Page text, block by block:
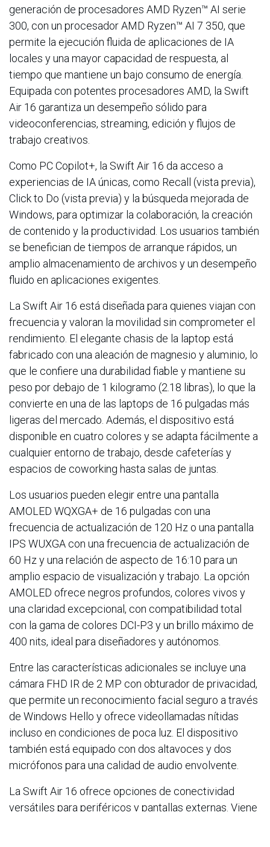
generación de procesadores AMD Ryzen™ AI serie
300, con un procesador AMD Ryzen™ AI 7 350, que
permite la ejecución fluida de aplicaciones de IA
locales y una mayor capacidad de respuesta, al
tiempo que mantiene un bajo consumo de energía.
Equipada con potentes procesadores AMD, la Swift
Air 16 garantiza un desempeño sólido para
videoconferencias, streaming, edición y flujos de
trabajo creativos.
Como PC Copilot+, la Swift Air 16 da acceso a
experiencias de IA únicas, como Recall (vista previa),
Click to Do (vista previa) y la búsqueda mejorada de
Windows, para optimizar la colaboración, la creación
de contenido y la productividad. Los usuarios también
se benefician de tiempos de arranque rápidos, un
amplio almacenamiento de archivos y un desempeño
fluido en aplicaciones exigentes.
La Swift Air 16 está diseñada para quienes viajan con
frecuencia y valoran la movilidad sin comprometer el
rendimiento. El elegante chasis de la laptop está
fabricado con una aleación de magnesio y aluminio, lo
que le confiere una durabilidad fiable y mantiene su
peso por debajo de 1 kilogramo (2.18 libras), lo que la
convierte en una de las laptops de 16 pulgadas más
ligeras del mercado. Además, el dispositivo está
disponible en cuatro colores y se adapta fácilmente a
cualquier entorno de trabajo, desde cafeterías y
espacios de coworking hasta salas de juntas.
Los usuarios pueden elegir entre una pantalla
AMOLED WQXGA+ de 16 pulgadas con una
frecuencia de actualización de 120 Hz o una pantalla
IPS WUXGA con una frecuencia de actualización de
60 Hz y una relación de aspecto de 16:10 para un
amplio espacio de visualización y trabajo. La opción
AMOLED ofrece negros profundos, colores vivos y
una claridad excepcional, con compatibilidad total
con la gama de colores DCI-P3 y un brillo máximo de
400 nits, ideal para diseñadores y autónomos.
Entre las características adicionales se incluye una
cámara FHD IR de 2 MP con obturador de privacidad,
que permite un reconocimiento facial seguro a través
de Windows Hello y ofrece videollamadas nítidas
incluso en condiciones de poca luz. El dispositivo
también está equipado con dos altavoces y dos
micrófonos para una calidad de audio envolvente.
La Swift Air 16 ofrece opciones de conectividad
versátiles para periféricos y pantallas externas. Viene